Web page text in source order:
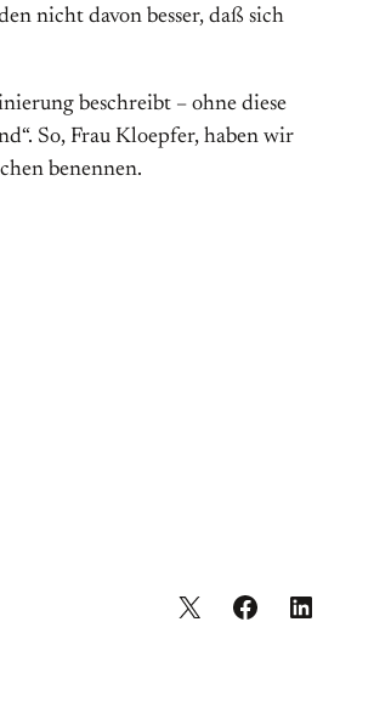
nicht davon besser, daß sich
beschreibt – ohne diese
So, Frau Kloepfer, haben wir
benennen.